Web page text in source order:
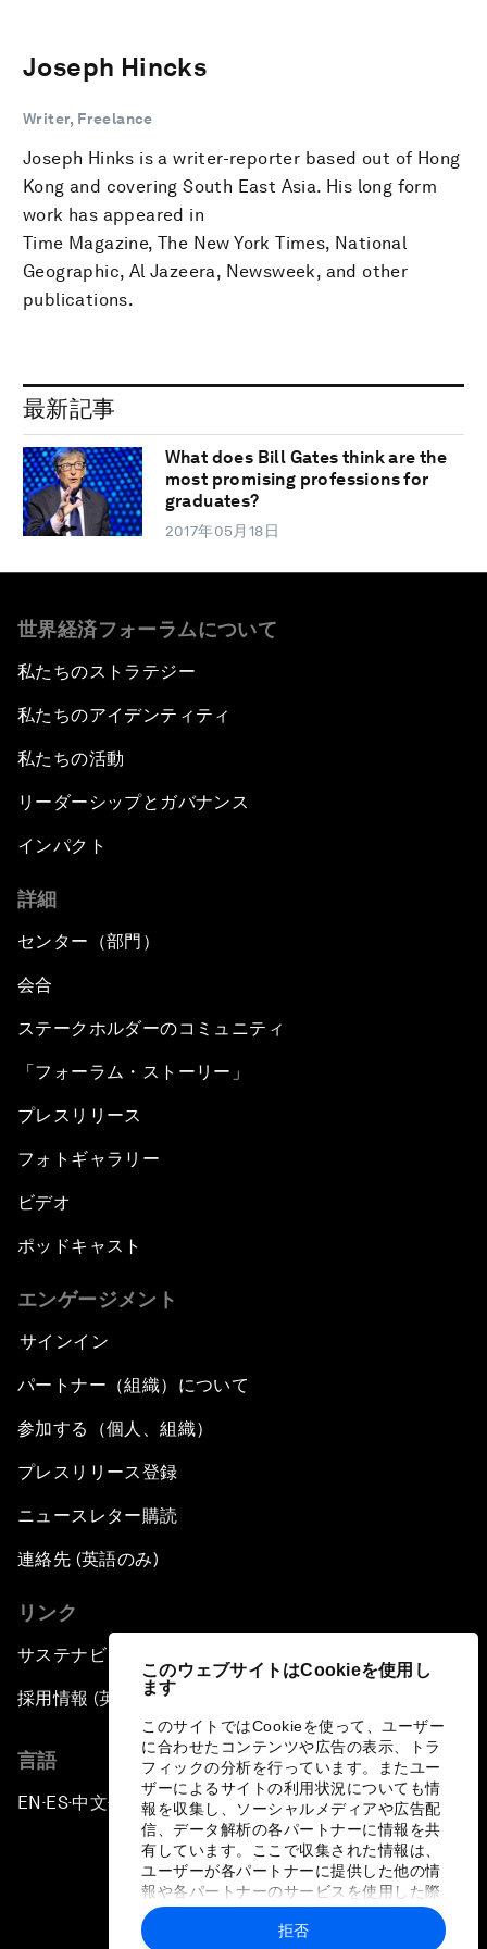
このウェブサイトはCookieを使用し
ます
このサイトではCookieを使って、ユーザー
に合わせたコンテンツや広告の表示、トラ
フィックの分析を行っています。またユー
ザーによるサイトの利用状況についても情
報を収集し、ソーシャルメディアや広告配
信、データ解析の各パートナーに情報を共
有しています。ここで収集された情報は、
ユーザーが各パートナーに提供した他の情
報や各パートナーのサービスを使用した際
に収集された情報と組み合わされ、各パー
トナーによって使用されることがありま
拒否
Joseph Hincks
Writer, Freelance
Joseph Hinks is a writer-reporter based out of Hong
Kong and covering South East Asia. His long form
work has appeared in
Time Magazine, The New York Times, National
Geographic, Al Jazeera, Newsweek, and other
publications.
最新記事
What does Bill Gates think are the
most promising professions for
graduates?
2017年05月18日
世界経済フォーラムについて
私たちのストラテジー
私たちのアイデンティティ
私たちの活動
リーダーシップとガバナンス
インパクト
詳細
センター（部門）
会合
ステークホルダーのコミュニティ
「フォーラム・ストーリー」
プレスリリース
フォトギャラリー
ビデオ
ポッドキャスト
エンゲージメント
サインイン
パートナー（組織）について
参加する（個人、組織）
プレスリリース登録
ニュースレター購読
連絡先 (英語のみ)
リンク
サステナビリティへの取り組み
採用情報 (英語のみ)
言語
EN ▪ ES▪中文▪ 日本語